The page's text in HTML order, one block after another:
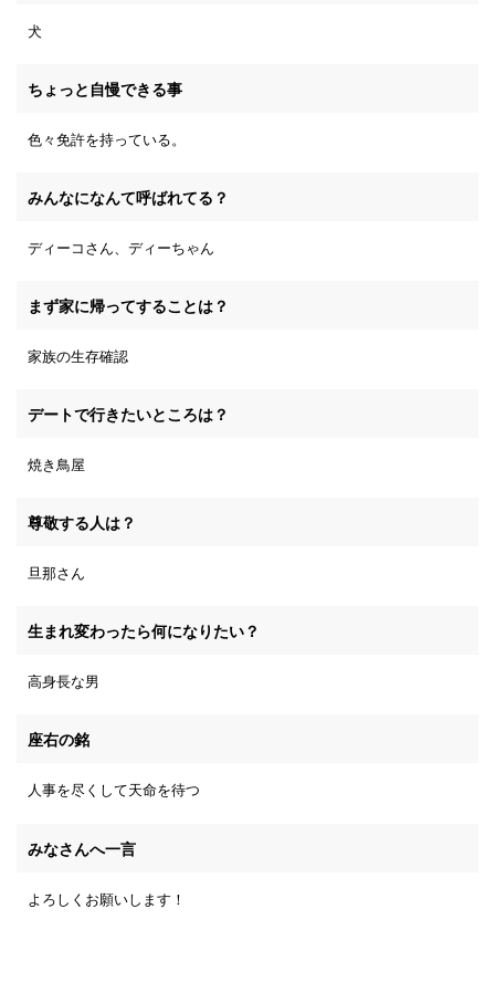
犬
ちょっと自慢できる事
色々免許を持っている。
みんなになんて呼ばれてる？
ディーコさん、ディーちゃん
まず家に帰ってすることは？
家族の生存確認
デートで行きたいところは？
焼き鳥屋
尊敬する人は？
旦那さん
生まれ変わったら何になりたい？
高身長な男
座右の銘
人事を尽くして天命を待つ
みなさんへ一言
よろしくお願いします！